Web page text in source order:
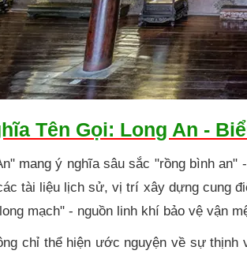
Tên Gọi: Long An -
mang ý nghĩa sâu sắc "rồng bình
tài liệu lịch sử, vị trí xây dựng cung
mạch" - nguồn linh khí bảo vệ vận
chỉ thể hiện ước nguyện về sự